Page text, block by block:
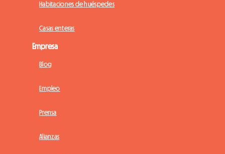
Habitaciones de huéspedes
Casas enteras
Empresa
Blog
Empleo
Prensa
Alianzas